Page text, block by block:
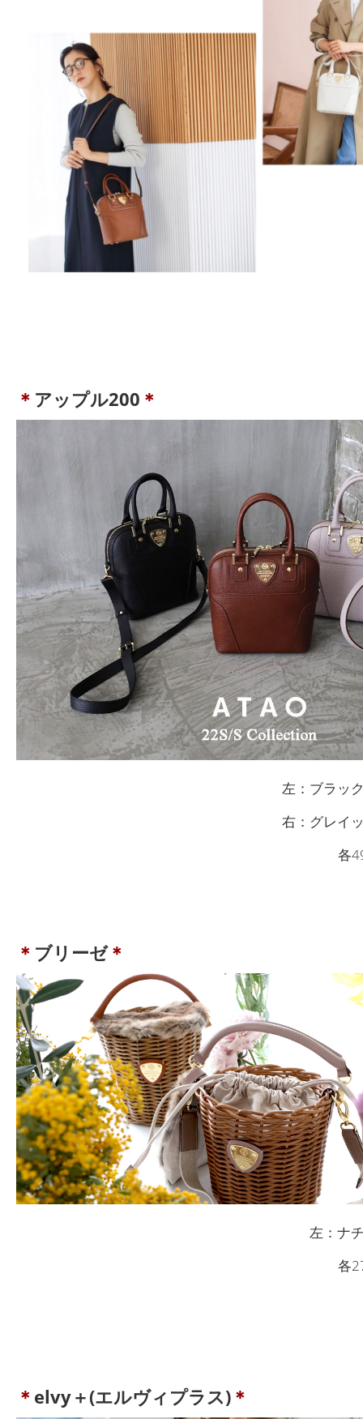
＊ アップル200 ＊
左：ブラ
右：グ
各
＊ ブリーゼ＊
左：ナ
各
＊ elvy＋(エルヴィプラス) ＊